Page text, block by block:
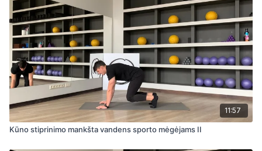
11:57
Kūno stiprinimo mankšta vandens sporto mėgėjams II